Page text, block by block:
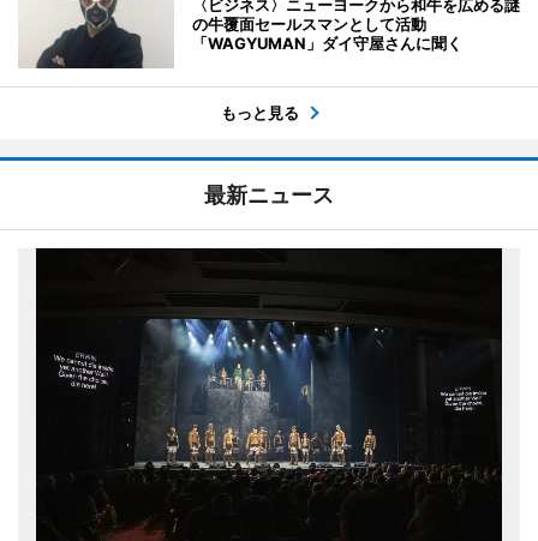
〈ビジネス〉ニューヨークから和牛を広める謎
の牛覆面セールスマンとして活動
「WAGYUMAN」ダイ守屋さんに聞く
もっと見る
最新ニュース